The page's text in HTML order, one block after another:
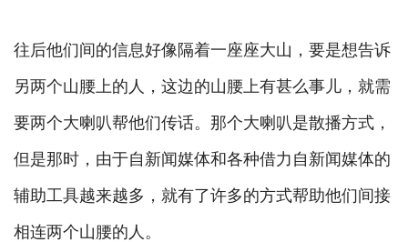
往后他们间的信息好像隔着一座座大山，要是想告诉
另两个山腰上的人，这边的山腰上有甚么事儿，就需
要两个大喇叭帮他们传话。那个大喇叭是散播方式，
但是那时，由于自新闻媒体和各种借力自新闻媒体的
辅助工具越来越多，就有了许多的方式帮助他们间接
相连两个山腰的人。